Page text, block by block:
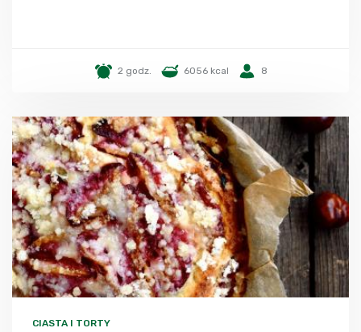
2 godz. 6056 kcal 8
CIASTA I TORTY